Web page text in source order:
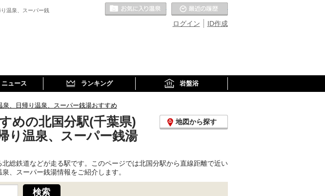
温泉、スーパー銭
ID作成
ログイン
お気に入りの温泉
ュース ランキング 岩盤浴
、日帰り温泉、スーパー銭湯おすすめ
めの北国分駅(千葉県)
り温泉、スーパー銭湯
地図から探す
総鉄道などが走る駅です。このページでは北国分駅から直線距離で近い
、スーパー銭湯情報をご紹介します。